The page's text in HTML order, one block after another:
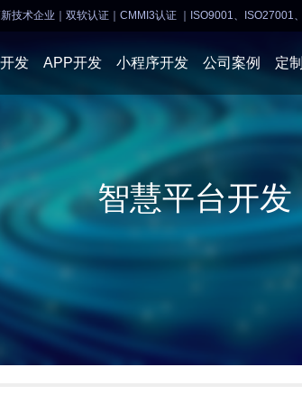
新技术企业｜双软认证｜CMMI3认证 ｜ISO9001、ISO27001
发 APP开发 小程序开发 公司案例
AI软件开发
物联网软件
小程序开发
定
智慧平台开发